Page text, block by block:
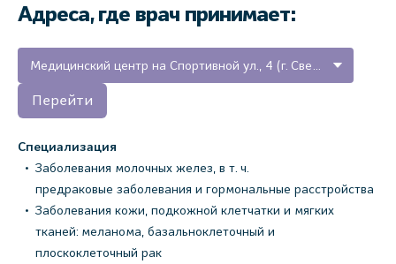
Адреса, где врач принимает:
Медицинский центр на Спортивной ул., 4 (г. Светогорск, Ленинградская область)
Перейти
Специализация
Заболевания молочных желез, в т. ч.
предраковые заболевания и гормональные расстройства
Заболевания кожи, подкожной клетчатки и мягких
тканей: меланома, базальноклеточный и
плоскоклеточный рак